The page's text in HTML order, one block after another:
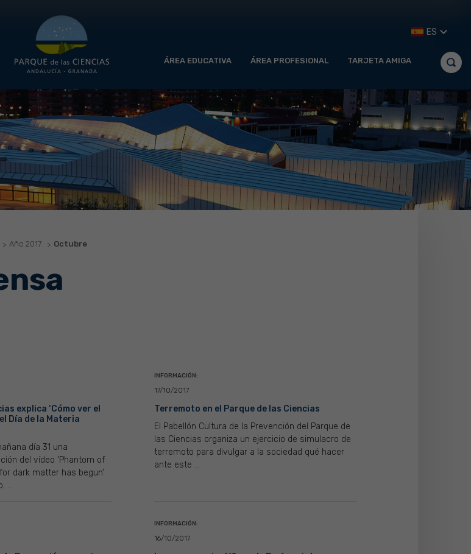
ÁREA EDUCATIVA ÁREA PROFESIONAL TARJETA AMIGA
ES
Año 2017 Octubre
explica ‘Cómo ver el
Día de la Materia
día 31 una
del vídeo ‘Phantom of
dark matter has begun’
...
INFORMACIÓN:
17/10/2017
Terremoto en el Parque de las Ciencias
El Pabellón Cultura de la Prevención del Parque de
las Ciencias organiza un ejercicio de simulacro de
terremoto para divulgar a la sociedad qué hacer
ante este ...
INFORMACIÓN:
16/10/2017